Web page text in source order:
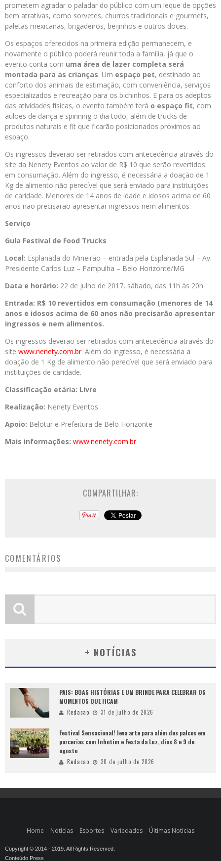
prometem agradar o paladar do público com um leque de opções
bem atrativas, como sorvetes, churros tradicionais e gourmets,
paletas mexicanas, brigadeiros, beijinhos e outros doces.
Os espaços oferecidos na primeira edição permanecem, e
novamente o público poderá reunir toda a família, já que o
evento conta com uma área de lazer completa será
montada para as crianças. Um espaço pet, destinado ao
conforto dos animais de estimação, com conveniência, serviços
especializados e recreação para os bichinhos. E para os adeptos
das atividades físicas, o evento também terá o espaço fit, com
aulões de dança e spinning o dia todo, além de trucks de
produtos naturais e fit que ficarão posicionados próximos ao
espaço.
Os ingressos deverão ser retirados com antecedência através do
site da Nenety Eventos ao valor de R$ 10 que serão revertidos
em consumação. Além do ingresso, é necessária a doação de 1
Kg de alimento não perecível que será enviado para instituições
de caridade. Menores de 14 anos de idade e idosos acima de 60
anos não precisarão apresentar ingressos nem alimentos.
Serviço
Gula Festival de Food Trucks
Local: Esplanada do Mineirão – entrada pela Esplanada Sul – Av.
Presidente Carlos Luz – Pampulha – Belo Horizonte/MG
Data e horário: 22 de julho de 2017, sábado, das 11h às 20h
Entrada: R$ 10 revertidos em consumação (menores de 14
anos e idosos acima de 60 anos não precisarão apresentar
ingressos e nem alimentos.
Os ingressos deverão ser retirados com antecedência através do
site www.nenety.com.br. Além do ingresso, é necessária a
doação de 1 Kg de alimento não perecível que será enviado para
instituições de caridade.
Classificação etária: Livre
Realização: Nenety Eventos
Apoio: Belotur e Prefeitura de Belo Horizonte
Mais informações: www.nenety.com.br
COMPARTILHAR:
COMENTÁRIOS
+ NOTÍCIAS
PAIS: BOAS HISTÓRIAS E UM BRINDE PARA CELEBRAR OS
MOMENTOS QUE FICAM
Redacao 31 de julho de 2026
Festival Sensacional! leva arte para além dos palcos em
parcerias com Inhotim e Festa da Luz, dias 8 e 9 de
agosto
Redacao 30 de julho de 2026
Home Notícias Esportes Variedades Últimas Notícias
Copyright © 2014 - 2019. All Rights Reserved.
Conteúdo Press